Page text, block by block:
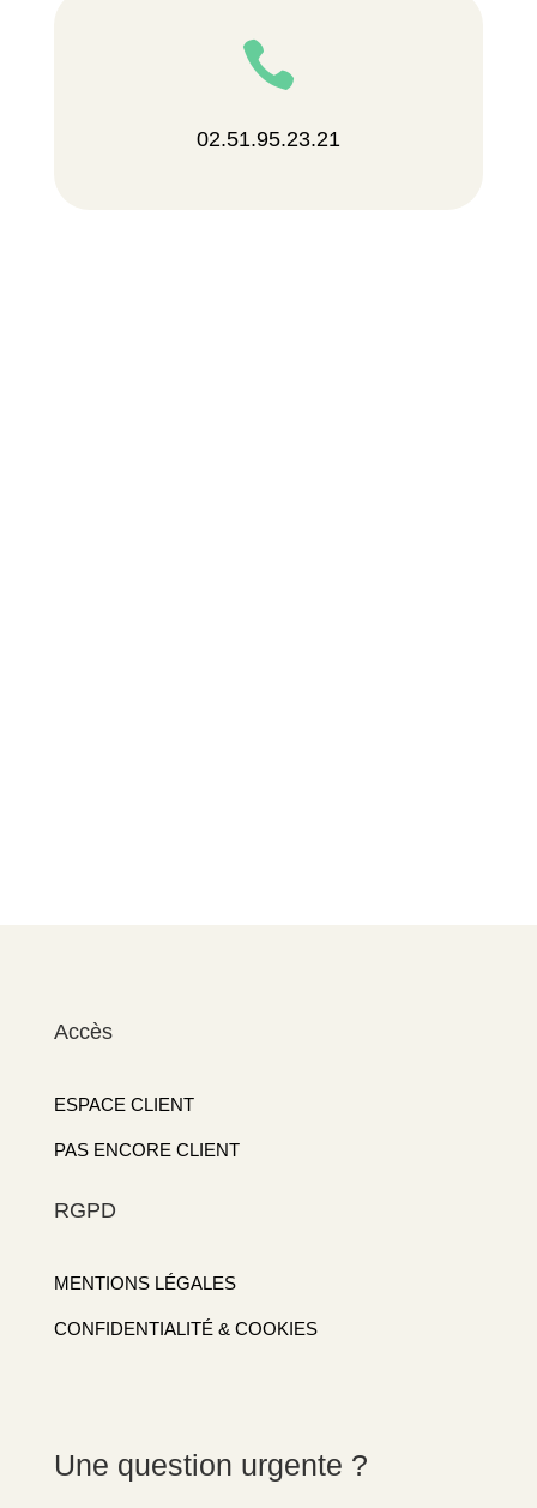

02.51.95.23.21
Accès
ESPACE CLIENT
PAS ENCORE CLIENT
RGPD
MENTIONS LÉGALES
CONFIDENTIALITÉ & COOKIES
Une question urgente ?